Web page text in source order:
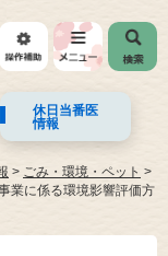
休日当番医
情報
> ごみ・環境・ペット >
業に係る環境影響評価方